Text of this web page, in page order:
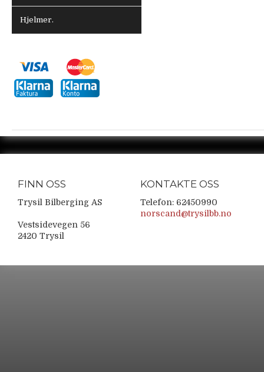
Hjelmer.
FINN OSS
Trysil Bilberging AS
Vestsidevegen 56
2420 Trysil
KONTAKTE OSS
Telefon: 62450990
norscand@trysilbb.no